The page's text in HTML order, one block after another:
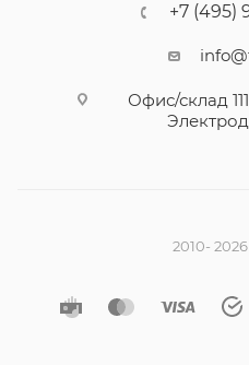
+7 (495)
Офис/склад
2010-